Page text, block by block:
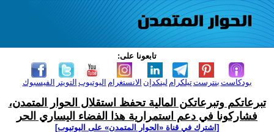
تابعونا على:
الفيسبوك التويتر اليوتيوب الانستغرام لينكدإن تيلكرامبنترست بودكاست
تبرعاتكم وتبرعاتكن المالية تحفظ استقلال الحوار المتمدن،
فشاركونا في دعم استمرارية هذا الفضاء اليساري الحر
[اشترك في قناة ‫«الحوار المتمدن» على اليوتيوب]